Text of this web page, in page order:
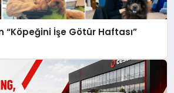
“Köpeğini İşe Götür Haftası”